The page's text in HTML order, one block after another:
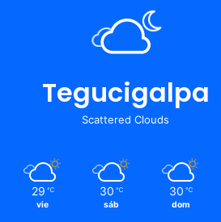
Tegucigalpa
Scattered Clouds
29 ℃
vie
30 ℃
sáb
30 ℃
dom